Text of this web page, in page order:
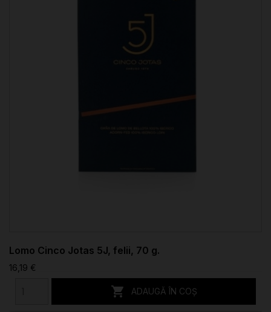
Lomo Cinco Jotas 5J, felii, 70 g.
16,19 €
 ADAUGĂ ÎN COȘ